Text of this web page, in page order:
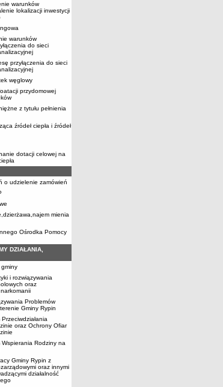
warunków
lokalizacji inwestycji
warunków
do sieci
przyłączenia do sieci
węglowy
przydomowej
z tytułu pełnienia
źródeł ciepła i źródeł
dotacji celowej na
o udzielenie zamówień
mienia
Ośrodka Pomocy
DZIAŁANIA,
i rozwiązywania
oraz
Problemów
Gminy Rypin
oraz Ochrony Ofiar
Rodziny na
Gminy Rypin z
oraz innymi
działalność